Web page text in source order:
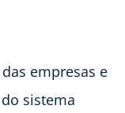
empresas e
sistema